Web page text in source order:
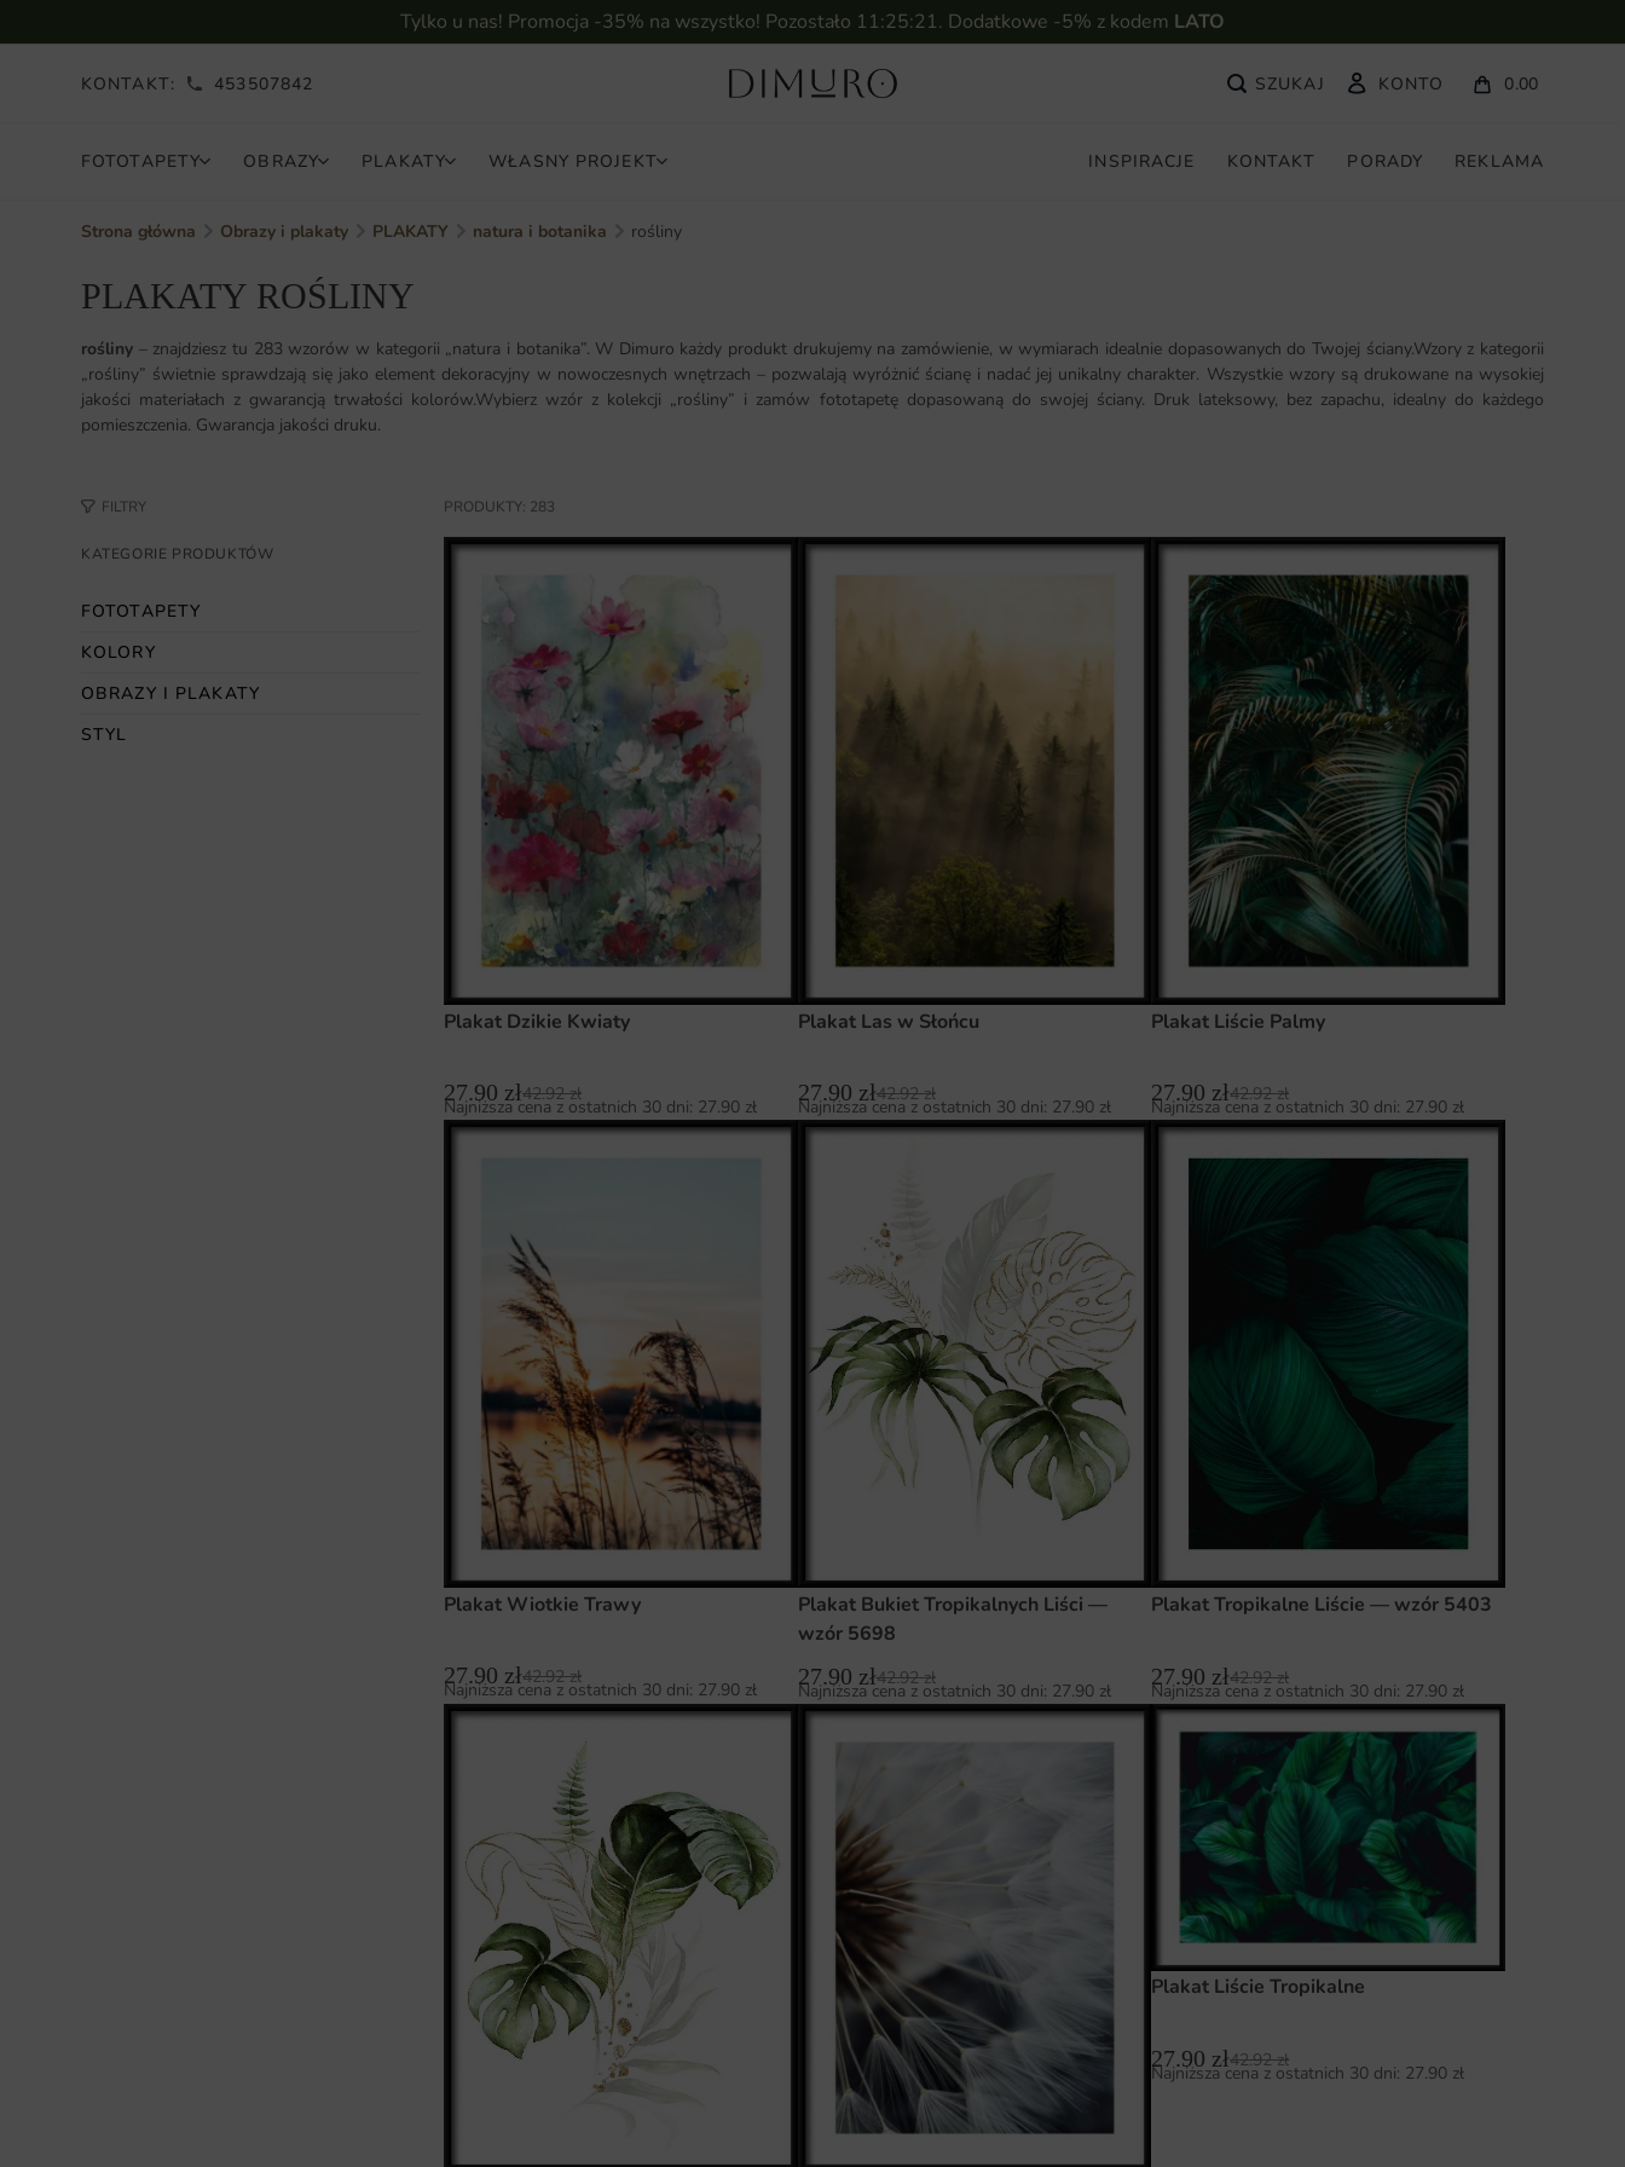
Tylko u nas! Promocja -35% na wszystko! Pozostało 11:25:20. Dodatkowe -5% z kodem LATO
KONTAKT: 453507842 KONTO 0.00
FOTOTAPETY OBRAZY PLAKATY WŁASNY PROJEKT INSPIRACJE KONTAKT PORADY REKLAMA
Strona główna Obrazy i plakaty PLAKATY natura i botanika rośliny
PLAKATY ROŚLINY
rośliny – znajdziesz tu 283 wzorów w kategorii „natura i botanika”. W Dimuro każdy produkt drukujemy na zamówienie, w wymiarach idealnie dopasowanych do Twojej ściany.Wzory z kategorii
„rośliny” świetnie sprawdzają się jako element dekoracyjny w nowoczesnych wnętrzach – pozwalają wyróżnić ścianę i nadać jej unikalny charakter. Wszystkie wzory są drukowane na wysokiej
jakości materiałach z gwarancją trwałości kolorów.Wybierz wzór z kolekcji „rośliny” i zamów fototapetę dopasowaną do swojej ściany. Druk lateksowy, bez zapachu, idealny do każdego
pomieszczenia. Gwarancja jakości druku.
FILTRY
KATEGORIE PRODUKTÓW
FOTOTAPETY
KOLORY
OBRAZY I PLAKATY
STYL
PRODUKTY: 283
Plakat Dzikie Kwiaty
27.90 zł42.92zł
Najniższa cena z ostatnich 30 dni: 27.90 zł
Plakat Las w Słońcu
27.90 zł42.92zł
Najniższa cena z ostatnich 30 dni: 27.90 zł
Plakat Liście Palmy
27.90 zł42.92zł
Najniższa cena z ostatnich 30 dni: 27.90 zł
Plakat Wiotkie Trawy
27.90 zł42.92zł
Najniższa cena z ostatnich 30 dni: 27.90 zł
Plakat Bukiet Tropikalnych Liści —
wzór 5698
27.90 zł42.92zł
Najniższa cena z ostatnich 30 dni: 27.90 zł
Plakat Tropikalne Liście — wzór 5403
27.90 zł42.92zł
Najniższa cena z ostatnich 30 dni: 27.90 zł
Plakat Liście Tropikalne
27.90 zł42.92zł
Najniższa cena z ostatnich 30 dni: 27.90 zł